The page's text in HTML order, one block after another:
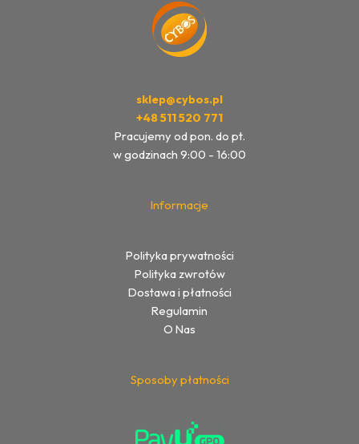
sklep@cybos.pl
+48 511 520 771
Pracujemy od pon. do pt.
w godzinach 9:00 - 16:00
Informacje
Polityka prywatności
Polityka zwrotów
Dostawa i płatności
Regulamin
O Nas
Sposoby płatności